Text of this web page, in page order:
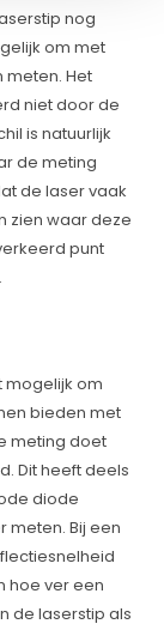
nog
om met
Het
niet door de
is natuurlijk
de meting
de laser vaak
zien waar deze
punt
mogelijk om
bieden met
meting doet
Dit heeft deels
diode
meten. Bij een
hoe ver een
de laserstip als